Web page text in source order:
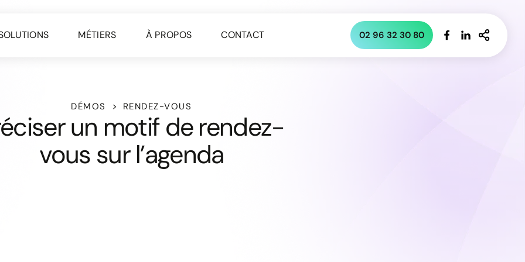
MÉTIERS À PROPOS CONTACT 02 96 32 30 80
DÉMOS RENDEZ-VOUS
un motif de rendez-
vous sur l’agenda